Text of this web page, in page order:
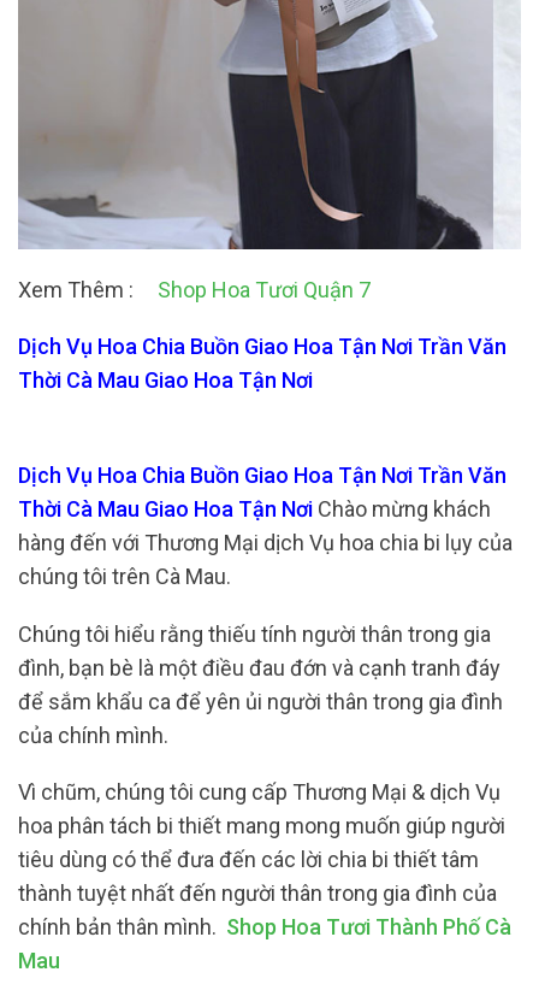
Xem Thêm : Shop Hoa Tươi Quận 7
Dịch Vụ Hoa Chia Buồn Giao Hoa Tận Nơi Trần Văn
Thời Cà Mau Giao Hoa Tận Nơi
Dịch Vụ Hoa Chia Buồn Giao Hoa Tận Nơi Trần Văn
Thời Cà Mau Giao Hoa Tận Nơi Chào mừng khách
hàng đến với Thương Mại dịch Vụ hoa chia bi lụy của
chúng tôi trên Cà Mau.
Chúng tôi hiểu rằng thiếu tính người thân trong gia
đình, bạn bè là một điều đau đớn và cạnh tranh đáy
để sắm khẩu ca để yên ủi người thân trong gia đình
của chính mình.
Vì chũm, chúng tôi cung cấp Thương Mại & dịch Vụ
hoa phân tách bi thiết mang mong muốn giúp người
tiêu dùng có thể đưa đến các lời chia bi thiết tâm
thành tuyệt nhất đến người thân trong gia đình của
chính bản thân mình. Shop Hoa Tươi Thành Phố Cà
Mau